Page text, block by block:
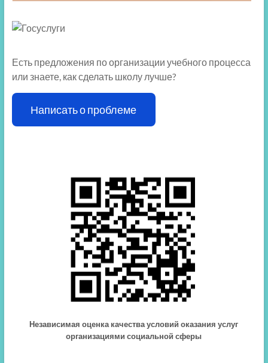
Есть предложения по организации учебного процесса
или знаете, как сделать школу лучше?
Написать о проблеме
Независимая оценка качества условий оказания услуг
организациями социальной сферы